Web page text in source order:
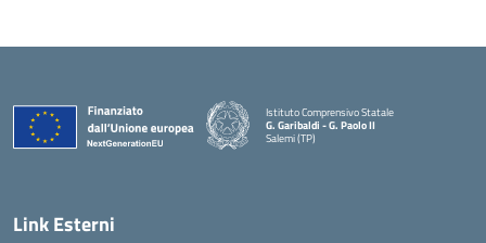
Istituto Comprensivo Statale
G. Garibaldi - G. Paolo II
Salemi (TP)
Link Esterni